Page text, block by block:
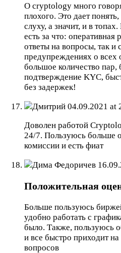
О cryptology много
плохого. Это дает
слуху, а значит, и в
есть за что: оперативная
ответы на вопросы, так и
предупреждениях о всех
большое количество
подтверждение KYC,
без задержек!
Дмитрий 04.09.2021 at
Доволен работой
24/7. Пользуюсь больше
комиссии и есть фиат
Дима Федоричев
Положительная
Больше пользуюсь
удобно работать с
было. Также, пользуюсь
и все быстро приходит
вопросов